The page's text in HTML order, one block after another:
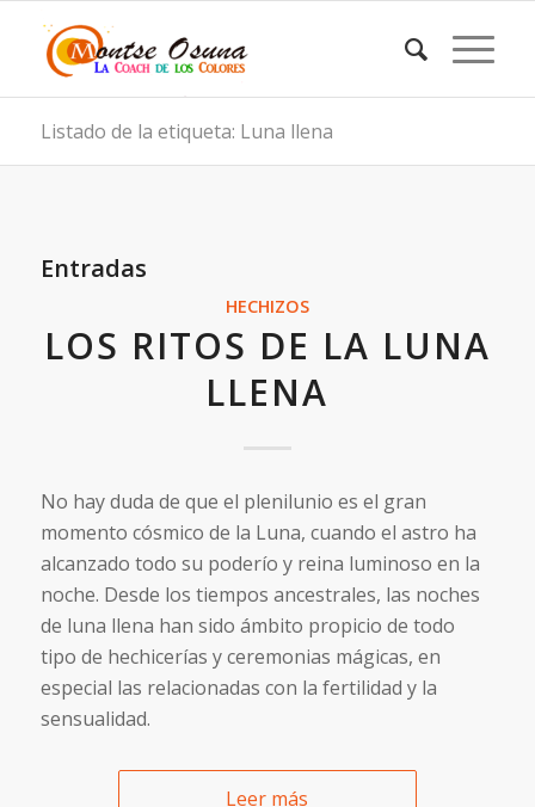
Listado de la etiqueta: Luna llena
Entradas
HECHIZOS
LOS RITOS DE LA LUNA
LLENA
No hay duda de que el plenilunio es el gran
momento cósmico de la Luna, cuando el astro ha
alcanzado todo su poderío y reina luminoso en la
noche. Desde los tiempos ancestrales, las noches
de luna llena han sido ámbito propicio de todo
tipo de hechicerías y ceremonias mágicas, en
especial las relacionadas con la fertilidad y la
sensualidad.
Leer más